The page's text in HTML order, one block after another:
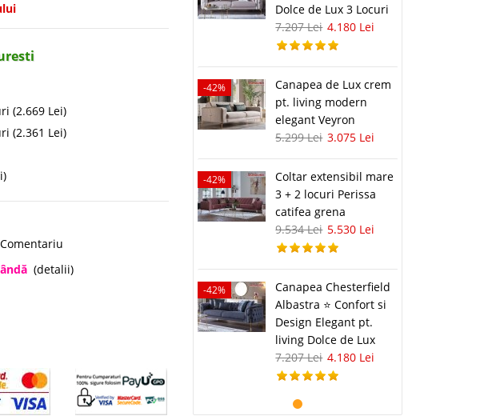
(2.669 Lei)
(2.361 Lei)
(detalii)
Dolce de Lux 3 Locuri
7.207 Lei 4.180 Lei
-42%
Canapea de Lux crem
pt. living modern
elegant Veyron
5.299 Lei 3.075 Lei
-42%
Coltar extensibil mare
3 + 2 locuri Perissa
catifea grena
9.534 Lei 5.530 Lei
-42%
Canapea Chesterfield
Albastra ⭐ Confort si
Design Elegant pt.
living Dolce de Lux
7.207 Lei 4.180 Lei